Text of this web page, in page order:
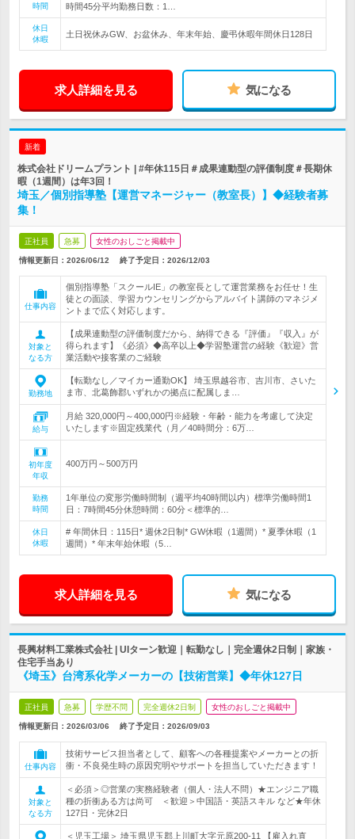
時間
時間45分平均勤務日数：1…
休日
休暇
土日祝休みGW、お盆休み、年末年始、慶弔休暇年間休日128日
求人詳細を見る 気になる
新着
株式会社ドリームプラント | #年休115日＃成果連動型の評価制度＃長期休
暇（1週間）は年3回！
埼玉／個別指導塾【運営マネージャー（教室長）】◆経験者募
集！
正社員 急募 女性のおしごと掲載中
情報更新日：2026/06/12 終了予定日： 2026/12/03
仕事内容
個別指導塾「スクールIE」の教室長として運営業務をお任せ！生
徒との面談、学習カウンセリングからアルバイト講師のマネジメ
ントまで広く対応します。
対象と
なる方
【成果連動型の評価制度だから、納得できる『評価』『収入』が
得られます】《必須》◆高卒以上◆学習塾運営の経験《歓迎》営
業活動や接客業のご経験
勤務地
【転勤なし／マイカー通勤OK】 埼玉県越谷市、吉川市、さいた
ま市、北葛飾郡いずれかの拠点に配属しま…
給与
月給 320,000円～400,000円※経験・年齢・能力を考慮して決定
いたします※固定残業代（月／40時間分：6万…
初年度
年収
400万円～500万円
勤務
時間
1年単位の変形労働時間制（週平均40時間以内）標準労働時間1
日：7時間45分休憩時間：60分＜標準的…
休日
休暇
# 年間休日：115日* 週休2日制* GW休暇（1週間）* 夏季休暇（1
週間）* 年末年始休暇（5…
求人詳細を見る 気になる
長興材料工業株式会社 | UIターン歓迎｜転勤なし｜完全週休2日制｜家族・
住宅手当あり
《埼玉》台湾系化学メーカーの【技術営業】◆年休127日
正社員 急募 学歴不問 完全週休2日制 女性のおしごと掲載中
情報更新日：2026/03/06 終了予定日： 2026/09/03
仕事内容
技術サービス担当者として、顧客への各種提案やメーカーとの折
衝・不良発生時の原因究明やサポートを担当していただきます！
対象と
なる方
＜必須＞◎営業の実務経験者（個人・法人不問）★エンジニア職
種の折衝ある方は尚可 ＜歓迎＞中国語・英語スキル など★年休
127日・完休2日
＜児玉工場＞ 埼玉県児玉郡上川町大字元原200-11 【雇入れ直